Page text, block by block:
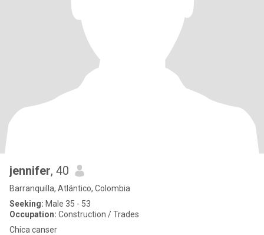
jennifer, 40
Barranquilla, Atlántico, Colombia
Seeking: Male 35 - 53
Occupation: Construction / Trades
Chica canser